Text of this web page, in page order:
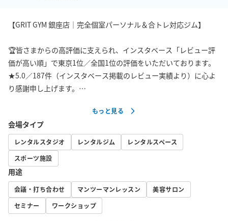
【GRIT GYM 銀座店｜完全個室パーソナル＆合トレ対応ジム】
🏆皆さまからの高評価に支えられ、インスタベース「レビュー評
価が高い順」で東京1位／全国1位の評価をいただいております。
★5.0／187件（インスタベース掲載のレビュー実績より）に心よ
り感謝申し上げます。
🚉東銀座・新富町駅から徒歩3分。
明るい2面採光と清潔感あふれる完全個室（約54㎡／最大8名）の
レンタルジムです。
パーソナル・ペア・合トレ・撮影など多用途に対応し、
**【衛生管理 × 充実設備 × グループ利用対応】**で快適なトレ
ーニング空間をご提供します。
最大8名まで同時利用が可能なため、合トレやグループ利用、各種
もっと見る
会場タイプ
レンタルスタジオ レンタルジム
レンタルスペース
スポーツ施設
用途
会議・打ち合わせ マンツーマンレッスン
美容サロン
セミナー
ワークショップ